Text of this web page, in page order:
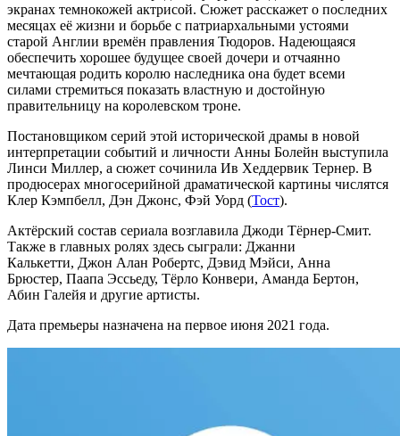
экранах темнокожей актрисой. Сюжет расскажет о последних
месяцах её жизни и борьбе с патриархальными устоями
старой Англии времён правления Тюдоров. Надеющаяся
обеспечить хорошее будущее своей дочери и отчаянно
мечтающая родить королю наследника она будет всеми
силами стремиться показать властную и достойную
правительницу на королевском троне.
Постановщиком серий этой исторической драмы в новой
интерпретации событий и личности Анны Болейн выступила
Линси Миллер, а сюжет сочинила Ив Хеддервик Тернер. В
продюсерах многосерийной драматической картины числятся
Клер Кэмпбелл, Дэн Джонс, Фэй Уорд (Тост).
Актёрский состав сериала возглавила Джоди Тёрнер-Смит.
Также в главных ролях здесь сыграли: Джанни
Калькетти, Джон Алан Робертс, Дэвид Мэйси, Анна
Брюстер, Паапа Эссьеду, Тёрло Конвери, Аманда Бертон,
Абин Галейя и другие артисты.
Дата премьеры назначена на первое июня 2021 года.